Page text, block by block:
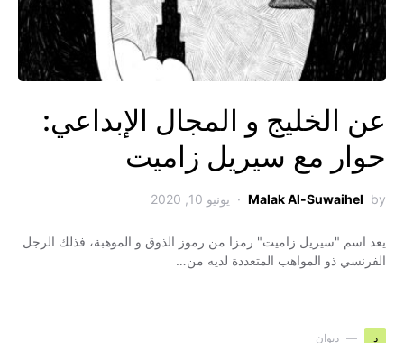
عن الخليج و المجال الإبداعي:
حوار مع سيريل زاميت
by
Malak Al-Suwaihel يونيو 10, 2020
يعد اسم "سيريل زاميت" رمزا من رموز الذوق و الموهبة، فذلك الرجل
الفرنسي ذو المواهب المتعددة لديه من…
د ديوان